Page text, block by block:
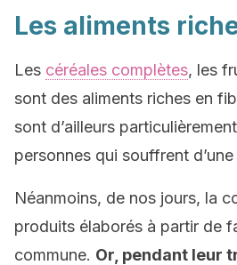
Les aliments
Les céréales complètes, les
sont des aliments riches en
sont d’ailleurs
personnes qui souffrent
Néanmoins, de nos jours, la
produits élaborés à partir de
commune. Or, pendant leur